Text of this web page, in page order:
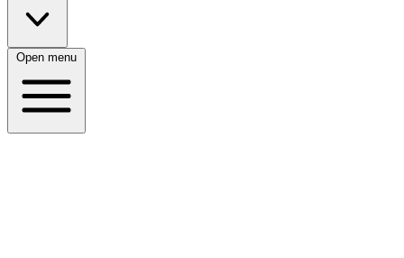
Open menu